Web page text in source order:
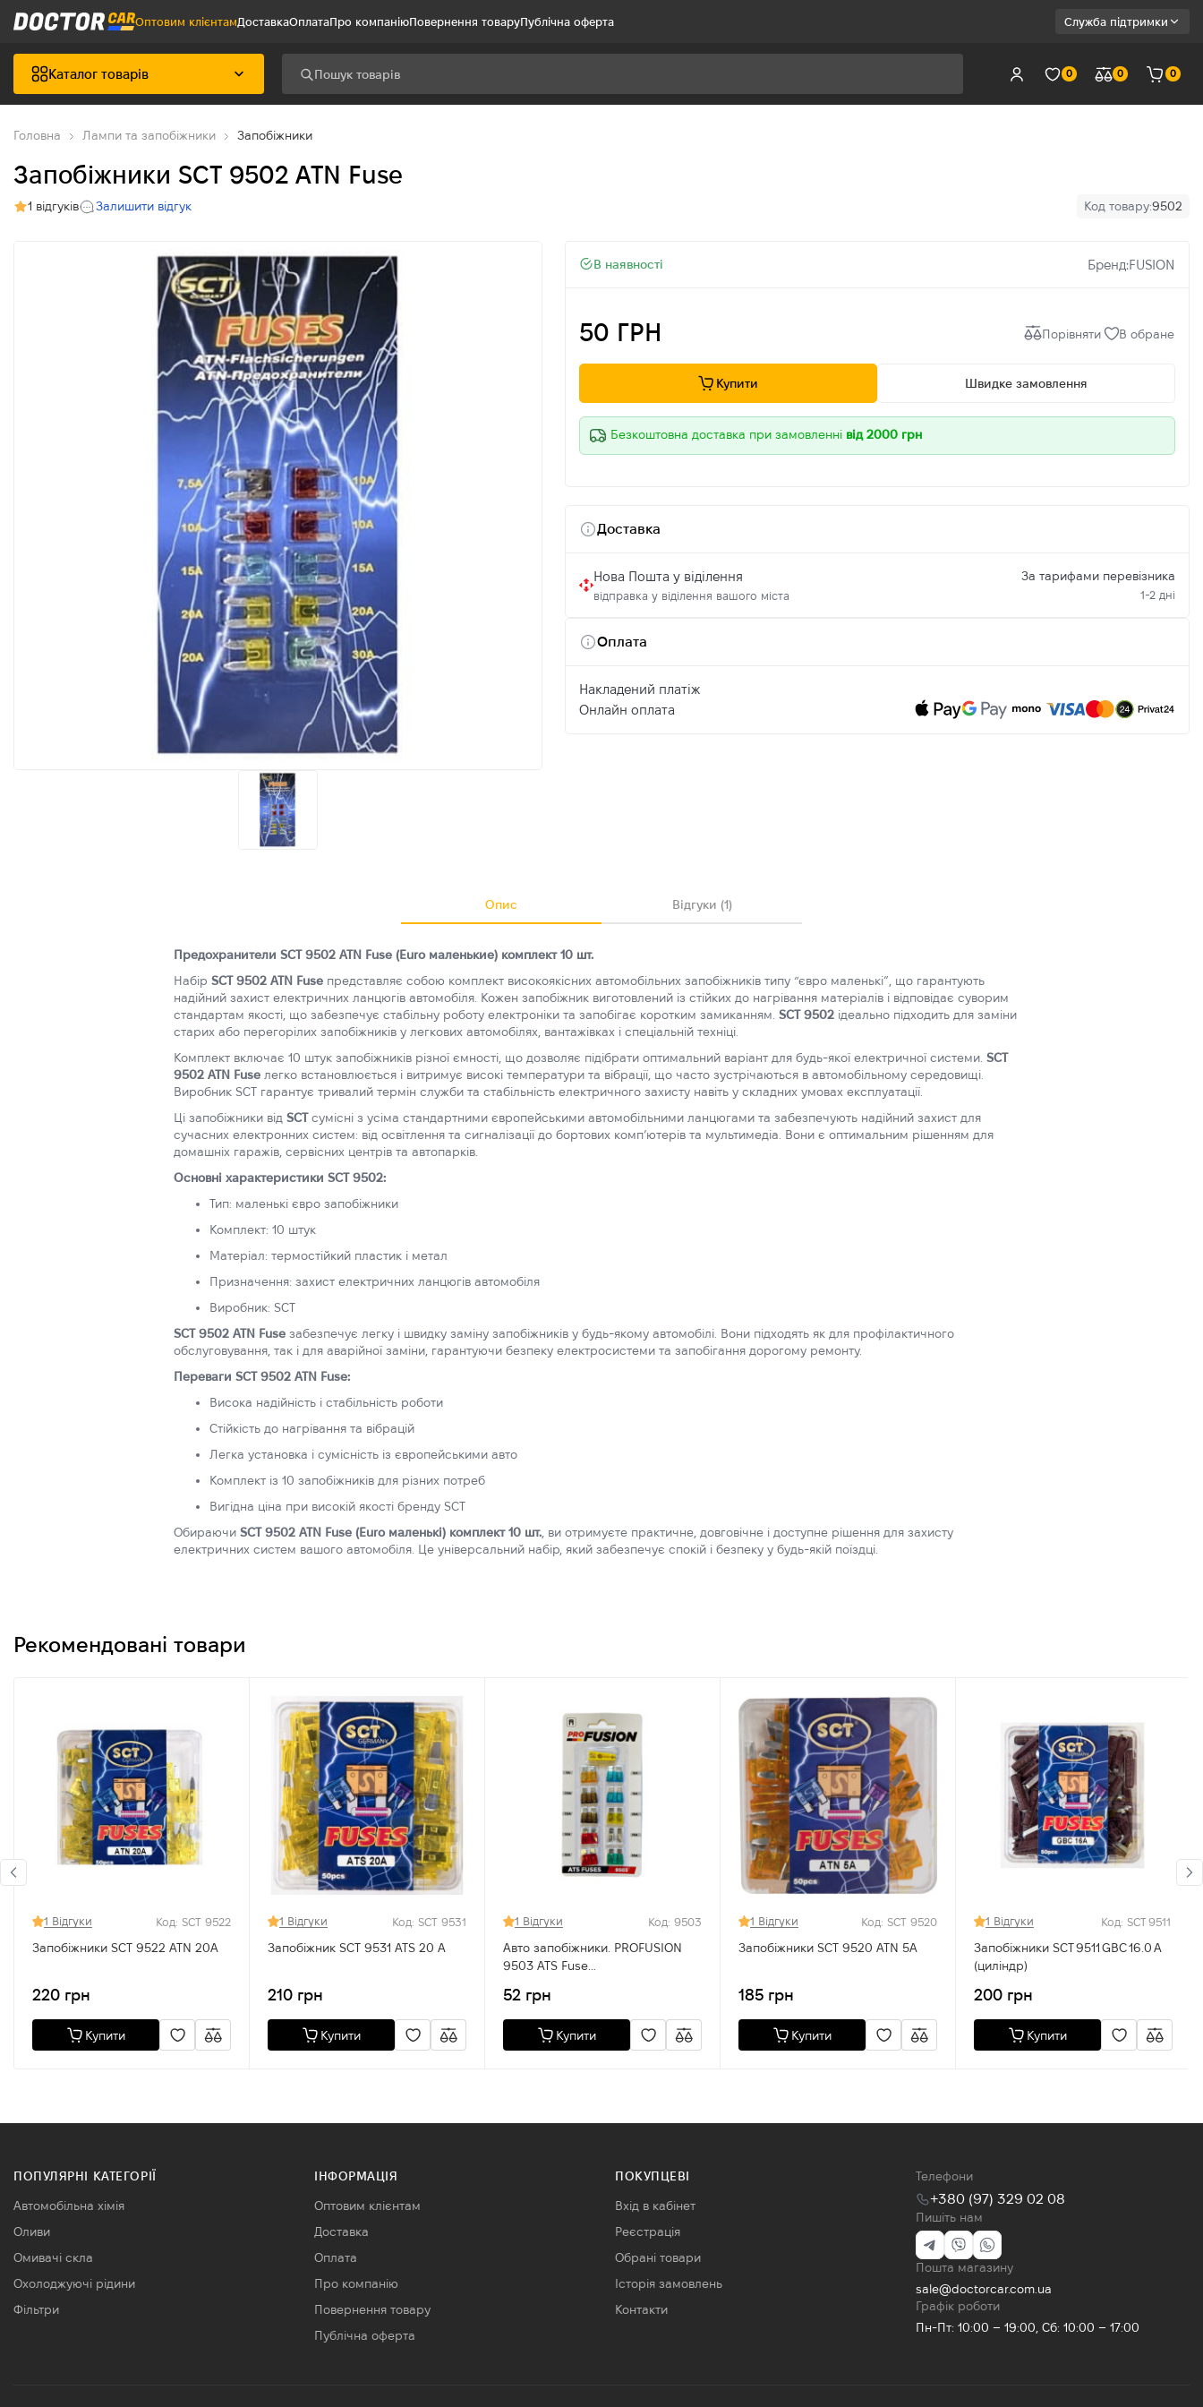
Оптовим клієнтамДоставкаОплатаПро компаніюПовернення товаруПублічна оферта Служба підтримки
Каталог товарів 0 0 0
Головна Лампи та запобіжники Запобіжники
Запобіжники SCT 9502 ATN Fuse
1 відгуків Залишити відгук Код товару:9502
В наявності Бренд:FUSION
50 ГРН Порівняти В обране
Купити Швидке замовлення
Безкоштовна доставка при замовленні від 2000 грн
Доставка
Нова Пошта у віділення
відправка у віділення вашого міста
За тарифами перевізника
1-2 дні
Оплата
Накладений платіж
Онлайн оплата
Опис Відгуки (1)
Предохранители SCT 9502 ATN Fuse (Euro маленькие) комплект 10 шт.
Набір SCT 9502 ATN Fuse представляє собою комплект високоякісних автомобільних запобіжників типу “євро маленькі”, що гарантують
надійний захист електричних ланцюгів автомобіля. Кожен запобіжник виготовлений із стійких до нагрівання матеріалів і відповідає суворим
стандартам якості, що забезпечує стабільну роботу електроніки та запобігає коротким замиканням. SCT 9502 ідеально підходить для заміни
старих або перегорілих запобіжників у легкових автомобілях, вантажівках і спеціальній техніці.
Комплект включає 10 штук запобіжників різної ємності, що дозволяє підібрати оптимальний варіант для будь-якої електричної системи. SCT
9502 ATN Fuse легко встановлюється і витримує високі температури та вібрації, що часто зустрічаються в автомобільному середовищі.
Виробник SCT гарантує тривалий термін служби та стабільність електричного захисту навіть у складних умовах експлуатації.
Ці запобіжники від SCTсумісні з усіма стандартними європейськими автомобільними ланцюгами та забезпечують надійний захист для
сучасних електронних систем: від освітлення та сигналізації до бортових комп’ютерів та мультимедіа. Вони є оптимальним рішенням для
домашніх гаражів, сервісних центрів та автопарків.
Основні характеристики SCT 9502:
Тип: маленькі євро запобіжники
Комплект: 10 штук
Матеріал: термостійкий пластик і метал
Призначення: захист електричних ланцюгів автомобіля
Виробник: SCT
SCT 9502 ATN Fuse забезпечує легку і швидку заміну запобіжників у будь-якому автомобілі. Вони підходять як для профілактичного
обслуговування, так і для аварійної заміни, гарантуючи безпеку електросистеми та запобігання дорогому ремонту.
Переваги SCT 9502 ATN Fuse:
Висока надійність і стабільність роботи
Стійкість до нагрівання та вібрацій
Легка установка і сумісність із європейськими авто
Комплект із 10 запобіжників для різних потреб
Вигідна ціна при високій якості бренду SCT
Обираючи SCT 9502 ATN Fuse (Euro маленькі) комплект 10 шт. , ви отримуєте практичне, довговічне і доступне рішення для захисту
електричних систем вашого автомобіля. Це універсальний набір, який забезпечує спокій і безпеку у будь-якій поїздці.
Рекомендовані товари
1 Відгуки Код: SCT 9522
Запобіжники SCT 9522 ATN 20A
220 грн
Купити
1 Відгуки Код: SCT 9531
Запобіжник SCT 9531 ATS 20 A
210 грн
Купити
1 Відгуки Код: 9503
Авто запобіжники. PROFUSION
9503 ATS Fuse
52 грн
Купити
1 Відгуки Код: SCT 9520
Запобіжники SCT 9520 ATN 5A
185 грн
Купити
1 Відгуки Код: SCT 9511
Запобіжники SCT 9511 GBC 16.0 A
(циліндр)
200 грн
Купити
ПОПУЛЯРНІ КАТЕГОРІЇ
Автомобільна хімія
Оливи
Омивачі скла
Охолоджуючі рідини
Фільтри
ІНФОРМАЦІЯ
Оптовим клієнтам
Доставка
Оплата
Про компанію
Повернення товару
Публічна оферта
ПОКУПЦЕВІ
Вхід в кабінет
Реєстрація
Обрані товари
Історія замовлень
Контакти
Телефони
+380 (97) 329 02 08
Пишіть нам
Пошта магазину
sale@doctorcar.com.ua
Графік роботи
Пн-Пт: 10:00 – 19:00, Сб: 10:00 – 17:00